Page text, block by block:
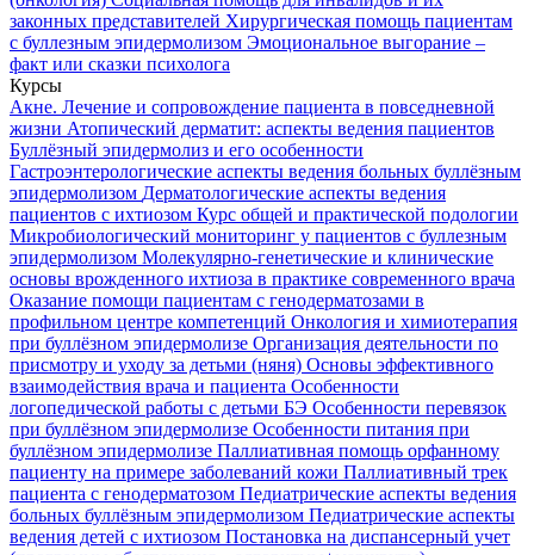
законных представителей Хирургическая помощь пациентам
с буллезным эпидермолизом Эмоциональное выгорание –
факт или сказки психолога
Курсы
Акне. Лечение и сопровождение пациента в повседневной
жизни Атопический дерматит: аспекты ведения пациентов
Буллёзный эпидермолиз и его особенности
Гастроэнтерологические аспекты ведения больных буллёзным
эпидермолизом Дерматологические аспекты ведения
пациентов с ихтиозом Курс общей и практической подологии
Микробиологический мониторинг у пациентов с буллезным
эпидермолизом Молекулярно-генетические и клинические
основы врожденного ихтиоза в практике современного врача
Оказание помощи пациентам с генодерматозами в
профильном центре компетенций Онкология и химиотерапия
при буллёзном эпидермолизе Организация деятельности по
присмотру и уходу за детьми (няня) Основы эффективного
взаимодействия врача и пациента Особенности
логопедической работы с детьми БЭ Особенности перевязок
при буллёзном эпидермолизе Особенности питания при
буллёзном эпидермолизе Паллиативная помощь орфанному
пациенту на примере заболеваний кожи Паллиативный трек
пациента с генодерматозом Педиатрические аспекты ведения
больных буллёзным эпидермолизом Педиатрические аспекты
ведения детей с ихтиозом Постановка на диспансерный учет